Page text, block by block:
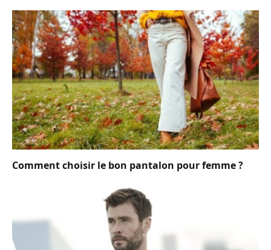
Comment choisir le bon pantalon pour femme ?